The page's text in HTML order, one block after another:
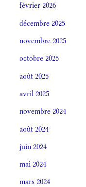
février 2026
décembre 2025
novembre 2025
octobre 2025
août 2025
avril 2025
novembre 2024
août 2024
juin 2024
mai 2024
mars 2024